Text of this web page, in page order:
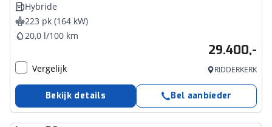
Hybride
223 pk (164 kW)
20,0 l/100 km
29.400,-
Vergelijk RIDDERKERK
Bekijk details Bel aanbieder